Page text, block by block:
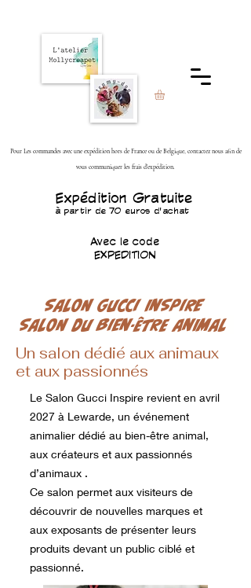
Pour Les commandes avec une expédition hors de France ou de Belgique, contactez nous afin de
vous communiquer les frais d'expédition.
Expédition Gratuite
à partir de 70 euros d'achat
Avec le code
EXPEDITION
Salon Gucci Inspire
Salon du bien-être animal
Un salon dédié aux animaux
et aux passionnés
Le Salon Gucci Inspire revient en avril
2027 à Lewarde, un événement
animalier dédié au bien-être animal,
aux créateurs et aux passionnés
d’animaux .
Ce salon permet aux visiteurs de
découvrir de nouvelles marques et
aux exposants de présenter leurs
produits devant un public ciblé et
passionné.